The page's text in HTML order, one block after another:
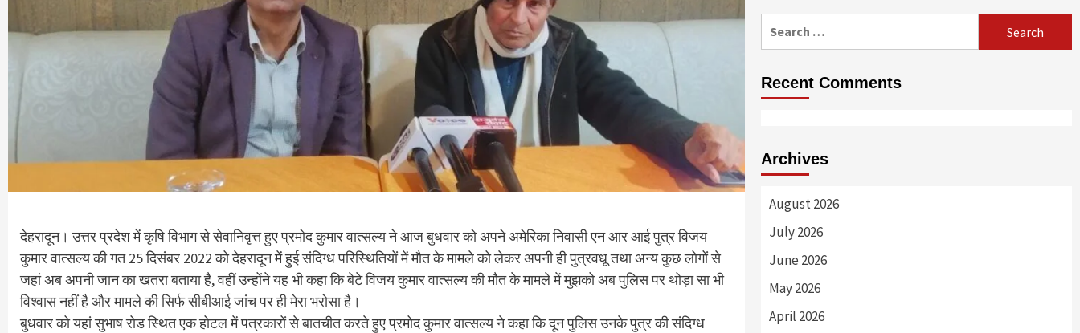
देहरादून। उत्तर प्रदेश में कृषि विभाग से सेवानिवृत्त हुए प्रमोद कुमार वात्सल्य ने आज बुधवार को अपने अमेरिका निवासी एन आर आई पुत्र विजय
कुमार वात्सल्य की गत 25 दिसंबर 2022 को देहरादून में हुई संदिग्ध परिस्थितियों में मौत के मामले को लेकर अपनी ही पुत्रवधू तथा अन्य कुछ लोगों से
जहां अब अपनी जान का खतरा बताया है, वहीं उन्होंने यह भी कहा कि बेटे विजय कुमार वात्सल्य की मौत के मामले में मुझको अब पुलिस पर थोड़ा सा भी
विश्वास नहीं है और मामले की सिर्फ सीबीआई जांच पर ही मेरा भरोसा है।
बुधवार को यहां सुभाष रोड स्थित एक होटल में पत्रकारों से बातचीत करते हुए प्रमोद कुमार वात्सल्य ने कहा कि दून पुलिस उनके पुत्र की संदिग्ध
Recent Comments
Archives
August 2026
July 2026
June 2026
May 2026
April 2026